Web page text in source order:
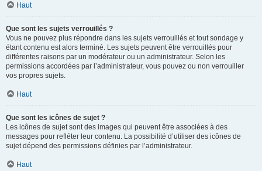
Haut
Que sont les sujets verrouillés ?
Vous ne pouvez plus répondre dans les sujets verrouillés et tout sondage y
étant contenu est alors terminé. Les sujets peuvent être verrouillés pour
différentes raisons par un modérateur ou un administrateur. Selon les
permissions accordées par l’administrateur, vous pouvez ou non verrouiller
vos propres sujets.
Haut
Que sont les icônes de sujet ?
Les icônes de sujet sont des images qui peuvent être associées à des
messages pour refléter leur contenu. La possibilité d’utiliser des icônes de
sujet dépend des permissions définies par l’administrateur.
Haut